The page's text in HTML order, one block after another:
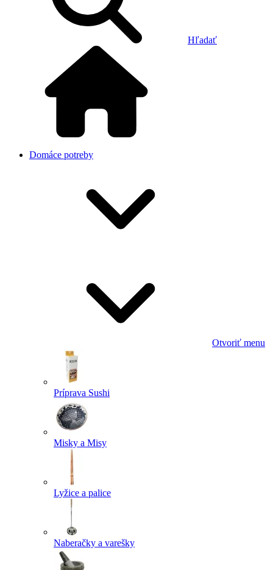
Hľadať
Domáce potreby
Otvoriť menu
Príprava Sushi
Misky a Misy
Lyžice a palice
Naberačky a varešky